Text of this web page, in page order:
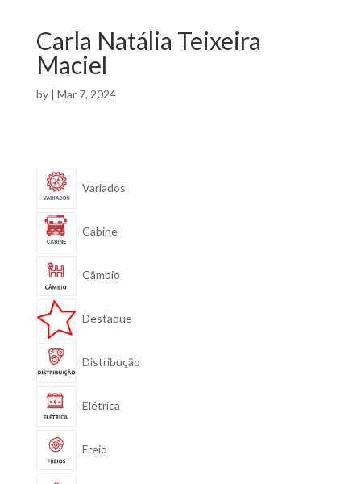
lk
ic
ic
o
n
Carla Natália Teixeira
Maciel
by Mar 7, 2024
Variados
Cabine
Câmbio
Destaque
Distribução
Elétrica
Freio